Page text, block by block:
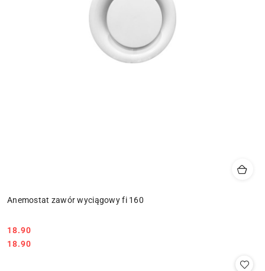
Anemostat zawór wyciągowy fi 160
Cena:
18.90
Cena:
18.90